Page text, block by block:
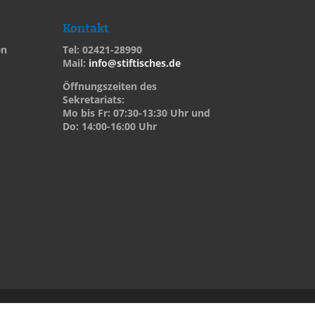
Kontakt
Tel: 02421-28990
Mail: info@stiftisches.de
Öffnungszeiten des
Sekretariats:
Mo bis Fr: 07:30-13:30 Uhr und
Do: 14:00-16:00 Uhr